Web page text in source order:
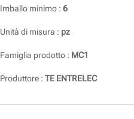
Imballo minimo :6
Unità di misura : pz
Famiglia prodotto : MC1
Produttore :TE ENTRELEC